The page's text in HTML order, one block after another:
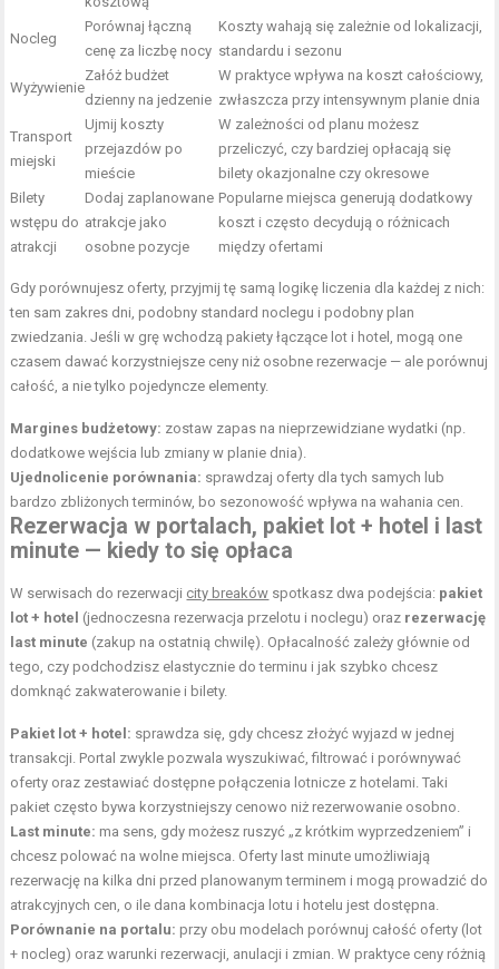
Nocleg
Porównaj łączną
cenę za liczbę nocy
Koszty wahają się zależnie od lokalizacji,
standardu i sezonu
Wyżywienie
Załóż budżet
dzienny na jedzenie
W praktyce wpływa na koszt całościowy,
zwłaszcza przy intensywnym planie dnia
Transport
miejski
Ujmij koszty
przejazdów po
mieście
W zależności od planu możesz
przeliczyć, czy bardziej opłacają się
bilety okazjonalne czy okresowe
Bilety
wstępu do
atrakcji
Dodaj zaplanowane
atrakcje jako
osobne pozycje
Popularne miejsca generują dodatkowy
koszt i często decydują o różnicach
między ofertami
Gdy porównujesz oferty, przyjmij tę samą logikę liczenia dla każdej z nich:
ten sam zakres dni, podobny standard noclegu i podobny plan
zwiedzania. Jeśli w grę wchodzą pakiety łączące lot i hotel, mogą one
czasem dawać korzystniejsze ceny niż osobne rezerwacje — ale porównuj
całość, a nie tylko pojedyncze elementy.
Margines budżetowy: zostaw zapas na nieprzewidziane wydatki (np.
dodatkowe wejścia lub zmiany w planie dnia).
Ujednolicenie porównania: sprawdzaj oferty dla tych samych lub
bardzo zbliżonych terminów, bo sezonowość wpływa na wahania cen.
Rezerwacja w portalach, pakiet lot + hotel i last
minute — kiedy to się opłaca
W serwisach do rezerwacji city breaków spotkasz dwa podejścia: pakiet
lot + hotel (jednoczesna rezerwacja przelotu i noclegu) oraz rezerwację
last minute (zakup na ostatnią chwilę). Opłacalność zależy głównie od
tego, czy podchodzisz elastycznie do terminu i jak szybko chcesz
domknąć zakwaterowanie i bilety.
Pakiet lot + hotel: sprawdza się, gdy chcesz złożyć wyjazd w jednej
transakcji. Portal zwykle pozwala wyszukiwać, filtrować i porównywać
oferty oraz zestawiać dostępne połączenia lotnicze z hotelami. Taki
pakiet często bywa korzystniejszy cenowo niż rezerwowanie osobno.
Last minute: ma sens, gdy możesz ruszyć „z krótkim wyprzedzeniem” i
chcesz polować na wolne miejsca. Oferty last minute umożliwiają
rezerwację na kilka dni przed planowanym terminem i mogą prowadzić do
atrakcyjnych cen, o ile dana kombinacja lotu i hotelu jest dostępna.
Porównanie na portalu: przy obu modelach porównuj całość oferty (lot
+ nocleg) oraz warunki rezerwacji, anulacji i zmian. W praktyce ceny różnią